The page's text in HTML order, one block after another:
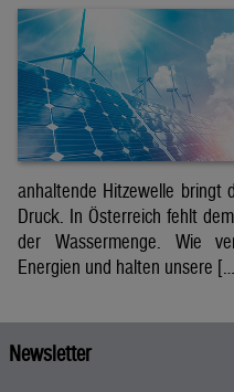
anhaltende Hitzewelle bringt
Druck. In Österreich fehlt
der Wassermenge. Wie
Energien und halten unsere
Newsletter